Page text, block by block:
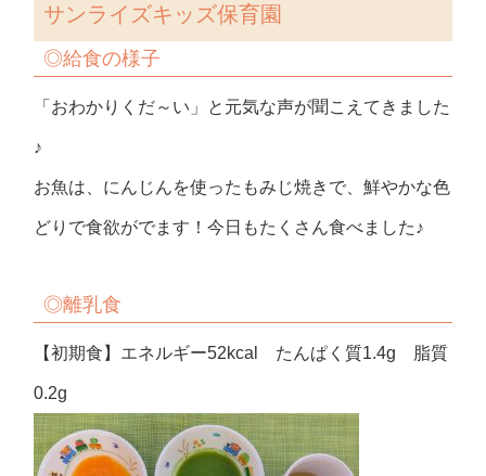
サンライズキッズ保育園
◎給食の様子
「おわかりくだ～い」と元気な声が聞こえてきました
♪
お魚は、にんじんを使ったもみじ焼きで、鮮やかな色
どりで食欲がでます！今日もたくさん食べました♪
◎離乳食
【初期食】エネルギー52kcal たんぱく質1.4g 脂質
0.2g